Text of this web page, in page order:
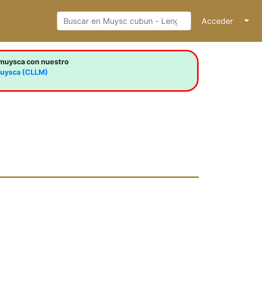
Acceder ↓
con nuestro
(CLLM)